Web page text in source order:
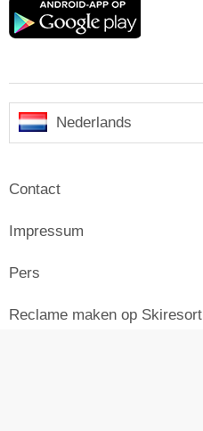
Google
Nederlands
Contact
Impressum
Pers
Reclame maken op Skiresort